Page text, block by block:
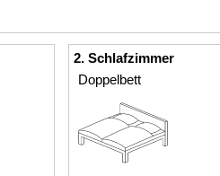
2. Schlafzimmer
Doppelbett